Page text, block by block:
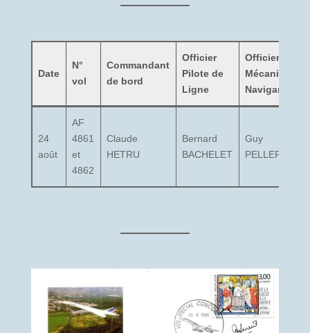
Date
N°
vol
Commandant
de bord
Officier
Pilote de
Ligne
Officier
Mécanicien
Navigant
24
août
AF
4861
et
4862
Claude
HETRU
Bernard
BACHELET
Guy
PELLERIN